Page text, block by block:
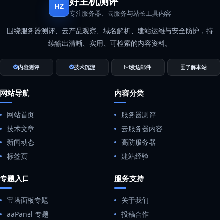
HZ
专注服务器、云服务与站长工具内容
围绕服务器测评、云产品观察、域名解析、建站运维与安全防护，持
续输出清晰、实用、可检索的内容资料。
内容测评 技术沉淀 发送邮件 了解本站
网站导航
网站首页
技术文章
新闻动态
标签页
内容分类
服务器测评
云服务器内容
高防服务器
建站经验
专题入口
宝塔面板专题
aaPanel 专题
服务支持
关于我们
投稿合作